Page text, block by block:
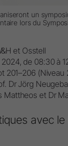
un
lors du
et Osstell
2024, de 08:30 à
201–206 (Niveau
Dr Jörg
Mattheos et Dr
avec le